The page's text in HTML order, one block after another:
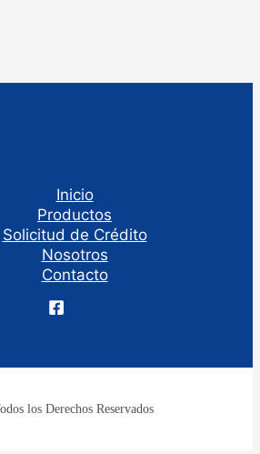
Inicio
Productos
Solicitud de Crédito
Nosotros
Contacto
los Derechos Reservados